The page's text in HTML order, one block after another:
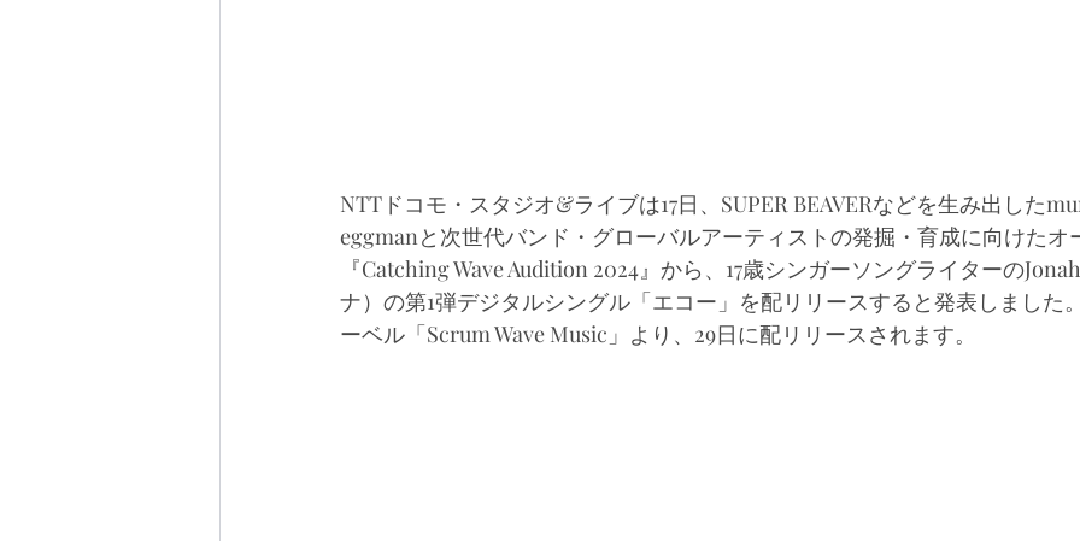
NTTドコモ・スタジオ&ライブは17日、SUPER BEAVERなどを生み出した
eggmanと次世代バンド・グローバルアーティストの発掘・育成に向けたオ
『Catching Wave Audition 2024』から、17歳シンガーソングライターの
ナ）の第1弾デジタルシングル「エコー」を配リリースすると発表しました
ーベル「Scrum Wave Music」より、29日に配リリースされます。